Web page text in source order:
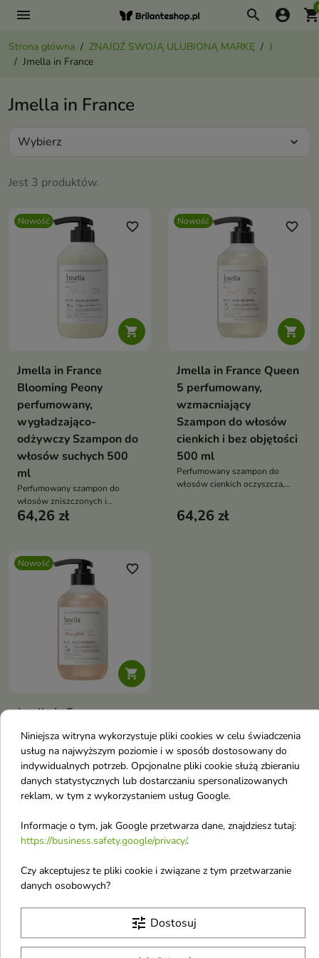
menu search account_circle
Strona główna ZNAJDŹ SWOJĄ ULUBIONĄ MARKĘ
J
Jmella in France
Jkosmec
Jmella in France
Jest 3 produktów.
Wybierz expand_more
Nowość

favorite_border
Jmella in France
Blooming Peony
perfumowany,
wygładzająco-
odżywczy Szampon do
włosów suchych 500
ml
Perfumowany szampon do
włosów zniszczonych i
puszących się oczyszcza,
roślinnymi, aminokwasami i
zapachem mandarynki, różowej
piwonii oraz białego piżma
wspiera codzienną pielęgnację
włosów bardzo suchych
64,26 zł
Nowość

favorite_border
Jmella in France Queen
5 perfumowany,
wzmacniający
Szampon do włosów
cienkich i bez objętości
500 ml
Perfumowany szampon do
włosów cienkich oczyszcza,
lekkie oraz miękkie w dotyku.
Formuła o łagodnym, lekko
64,26 zł
Nowość

favorite_border
Jmella in France
Femme Fatale
perfumowany,
nawilżający Szampon
do włosów
przesuszonych 500 ml
włosów przesuszonych
oczyszcza, odświeża i
dotyku. Formuła o łagodnym,
lekko kwaśnym pH, z gliceryną,
ekstraktami roślinnymi,
codzienną pielęgnację włosów
64,26 zł
Pokazano 1-3 z 3 pozycji
Niniejsza witryna wykorzystuje pliki cookies w celu świadczenia
usług na najwyższym poziomie i w sposób dostosowany do
indywidualnych potrzeb. Opcjonalne pliki cookie służą zbieraniu
danych statystycznych lub dostarczaniu spersonalizowanych
reklam, w tym z wykorzystaniem usług Google.
Informacje o tym, jak Google przetwarza dane, znajdziesz tutaj:
https://business.safety.google/privacy/.
Czy akceptujesz te pliki cookie i związane z tym przetwarzanie
danych osobowych?
tune Dostosuj